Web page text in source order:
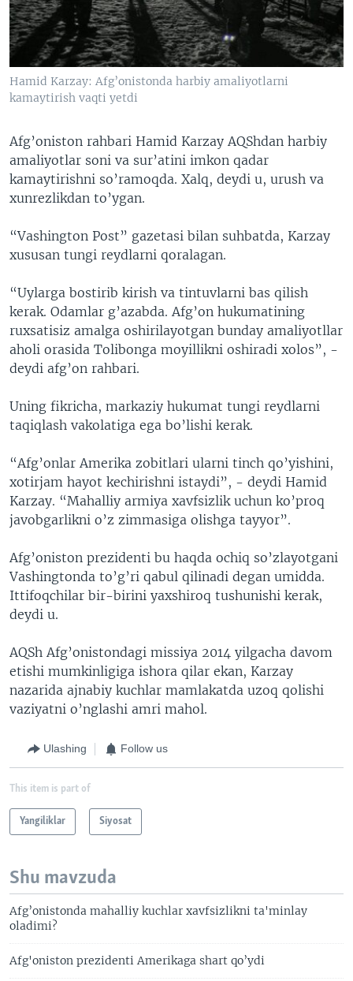
VIDEO
XABARLAR SURATLARDA
ODNOKLASSNIKI
TELEGRAM
TWITTER
SOUNDCLOUD
VOA
Hamid Karzay: Afg’onistonda harbiy amaliyotlarni
kamaytirish vaqti yetdi
Afg’oniston rahbari Hamid Karzay AQShdan harbiy
amaliyotlar soni va sur’atini imkon qadar
kamaytirishni so’ramoqda. Xalq, deydi u, urush va
xunrezlikdan to’ygan.
“Vashington Post” gazetasi bilan suhbatda, Karzay
xususan tungi reydlarni qoralagan.
“Uylarga bostirib kirish va tintuvlarni bas qilish
kerak. Odamlar g’azabda. Afg’on hukumatining
ruxsatisiz amalga oshirilayotgan bunday amaliyotllar
aholi orasida Tolibonga moyillikni oshiradi xolos”, -
deydi afg’on rahbari.
Uning fikricha, markaziy hukumat tungi reydlarni
taqiqlash vakolatiga ega bo’lishi kerak.
“Afg’onlar Amerika zobitlari ularni tinch qo’yishini,
xotirjam hayot kechirishni istaydi”, - deydi Hamid
Karzay. “Mahalliy armiya xavfsizlik uchun ko’proq
javobgarlikni o’z zimmasiga olishga tayyor”.
Afg’oniston prezidenti bu haqda ochiq so’zlayotgani
Vashingtonda to’g’ri qabul qilinadi degan umidda.
Ittifoqchilar bir-birini yaxshiroq tushunishi kerak,
deydi u.
AQSh Afg’onistondagi missiya 2014 yilgacha davom
etishi mumkinligiga ishora qilar ekan, Karzay
nazarida ajnabiy kuchlar mamlakatda uzoq qolishi
vaziyatni o’nglashi amri mahol.
Ulashing Follow us
This item is part of
Yangiliklar Siyosat
Shu mavzuda
Afg’onistonda mahalliy kuchlar xavfsizlikni ta'minlay
oladimi?
Afg'oniston prezidenti Amerikaga shart qo’ydi